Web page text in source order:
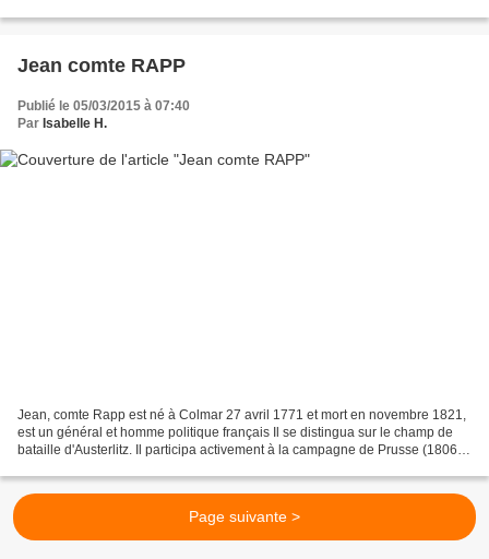
Jean comte RAPP
Publié le 05/03/2015 à 07:40
Par Isabelle H.
Jean, comte Rapp est né à Colmar 27 avril 1771 et mort en novembre 1821,
est un général et homme politique français Il se distingua sur le champ de
bataille d'Austerlitz. Il participa activement à la campagne de Prusse (1806)
Page suivante >